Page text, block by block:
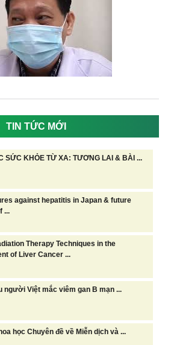
TIN TỨC MỚI
SỨC KHỎE TỪ XA: TƯƠNG LAI & BÀI ...
against hepatitis in Japan & future
...
Therapy Techniques in the
of Liver Cancer ...
người Việt mắc viêm gan B mạn ...
học Chuyên đề về Miễn dịch và ...